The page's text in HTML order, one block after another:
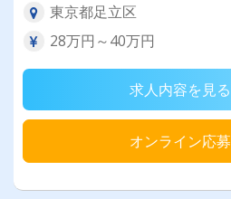
東京都足立区
28万円～40万円
求人内容を見る
オンライン応募